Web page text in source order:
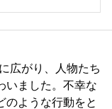
広がり、人物たち
いました。不幸な
のような行動をと